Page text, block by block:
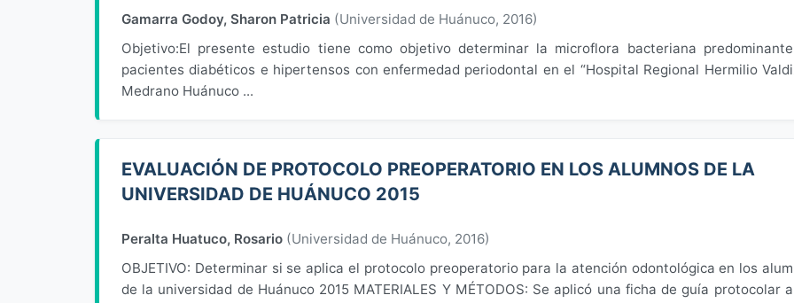
Gamarra Godoy, Sharon Patricia (Universidad de Huánuco, 2016)
Objetivo:El presente estudio tiene como objetivo determinar la microflora bacteriana
pacientes diabéticos e hipertensos con enfermedad periodontal en el “Hospital Regional Hermilio
Medrano Huánuco ...
EVALUACIÓN DE PROTOCOLO PREOPERATORIO EN LOS ALUMNOS DE LA
UNIVERSIDAD DE HUÁNUCO 2015
Peralta Huatuco, Rosario (Universidad de Huánuco, 2016)
OBJETIVO: Determinar si se aplica el protocolo preoperatorio para la atención odontológica en los
de la universidad de Huánuco 2015 MATERIALES Y MÉTODOS: Se aplicó una ficha de guía protocolar